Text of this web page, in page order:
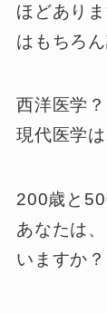
ほどあり
はもちろ
西洋医学？
現代医学
200歳と
あなたは
いますか？